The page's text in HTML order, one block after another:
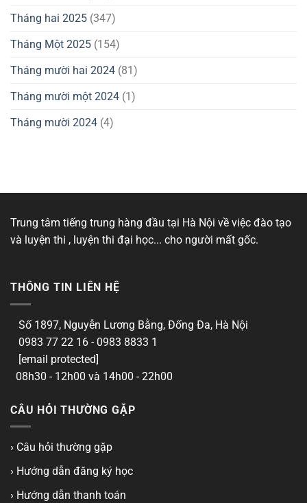
Tháng hai 2025 (347)
Tháng Một 2025 (154)
Tháng mười hai 2024 (81)
Tháng mười một 2024 (1)
Tháng mười 2024 (4)
Trung tâm tiếng trung hàng đầu tại Hà Nội về việc đào tạo
và luyện thi , luyện thi đại học... cho người mất gốc.
THÔNG TIN LIÊN HỆ
Số 1897, Nguyễn Lương Bằng, Đống Đa, Hà Nội
0983 77 22 16 - 0983 8833 1
[email protected]
08h30 - 12h00 và 14h00 - 22h00
CÂU HỎI THƯỜNG GẶP
› Câu hỏi thường gặp
› Hướng dẫn đăng ký học
› Hướng dẫn thanh toán